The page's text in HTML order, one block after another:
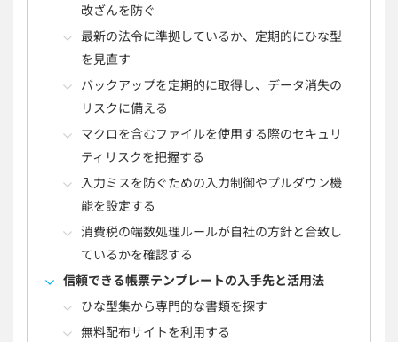
改ざんを防ぐ
最新の法令に準拠しているか、定期的にひな型
を見直す
バックアップを定期的に取得し、データ消失の
リスクに備える
マクロを含むファイルを使用する際のセキュリ
ティリスクを把握する
入力ミスを防ぐための入力制御やプルダウン機
能を設定する
消費税の端数処理ルールが自社の方針と合致し
ているかを確認する
信頼できる帳票テンプレートの入手先と活用法
ひな型集から専門的な書類を探す
無料配布サイトを利用する